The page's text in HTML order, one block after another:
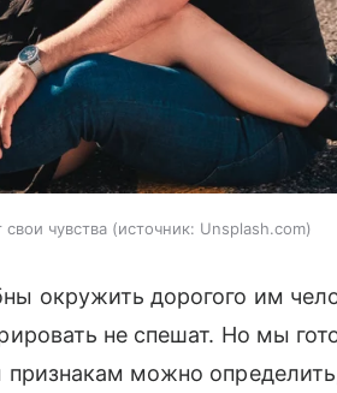
чувства источник: Unsplash.com
окружить дорогого им
не спешат. Но мы
признакам можно